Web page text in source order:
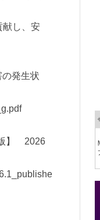
献し、安
発生状
】 2026